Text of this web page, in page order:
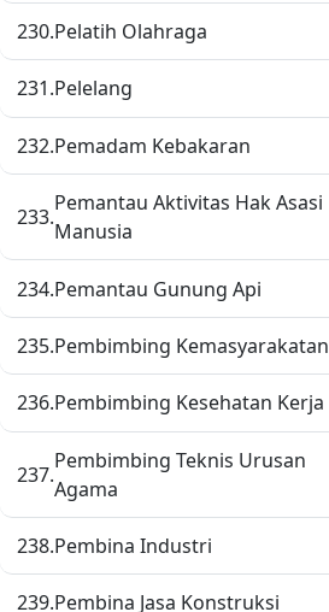
230.Pelatih Olahraga
231.Pelelang
232.Pemadam Kebakaran
233.
Pemantau Aktivitas Hak Asasi
Manusia
234.Pemantau Gunung Api
235.Pembimbing Kemasyarakatan
236.Pembimbing Kesehatan Kerja
237.
Pembimbing Teknis Urusan
Agama
238.Pembina Industri
239.Pembina Jasa Konstruksi